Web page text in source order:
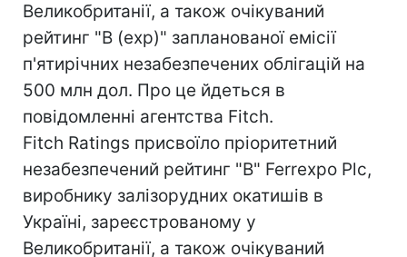
Великобританії, а також очікуваний
рейтинг "B (exp)" запланованої емісії
п'ятирічних незабезпечених облігацій на
500 млн дол. Про це йдеться в
повідомленні агентства Fitch.
Fitch Ratings присвоїло пріоритетний
незабезпечений рейтинг "B" Ferrexpo Plc,
виробнику залізорудних окатишів в
Україні, зареєстрованому у
Великобританії, а також очікуваний